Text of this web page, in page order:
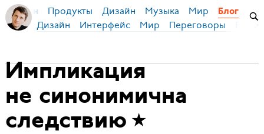
Бирман Продукты Дизайн Музыка Мир Блог
Дизайн Интерфейс Мир Переговоры
Импликация
не синонимична
следствию